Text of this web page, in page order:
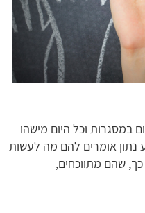
במסגרות וכל היום מישהו
אומרים להם מה לעשות
שהם מתווכחים,